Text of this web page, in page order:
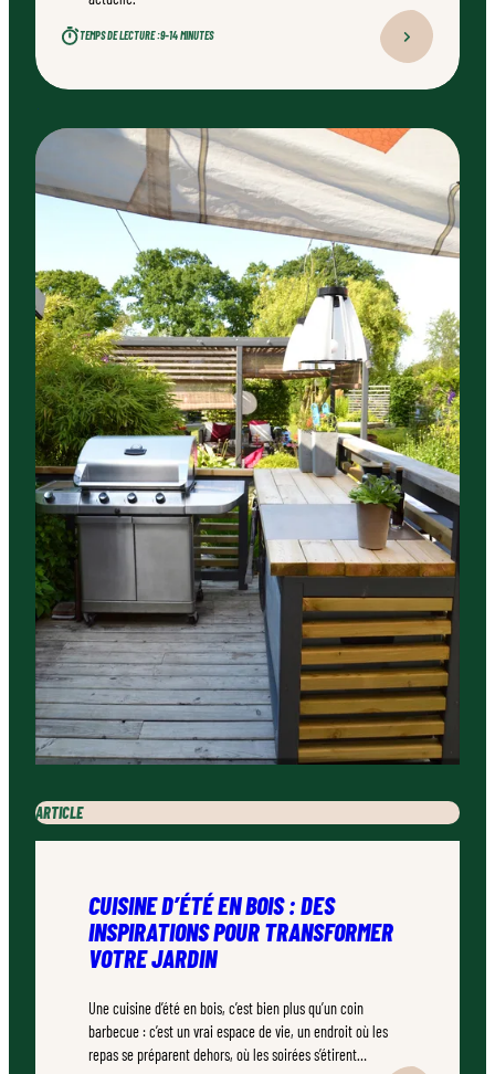
TEMPS DE LECTURE :9–14 MINUTES
ARTICLE
CUISINE D’ÉTÉ EN BOIS : DES
INSPIRATIONS POUR TRANSFORMER
VOTRE JARDIN
Une cuisine d’été en bois, c’est bien plus qu’un coin
barbecue : c’est un vrai espace de vie, un endroit où les
repas se préparent dehors, où les soirées s’étirent